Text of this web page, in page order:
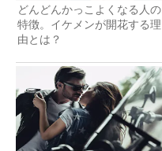
どんどんかっこよくなる人の
特徴。イケメンが開花する理
由とは？